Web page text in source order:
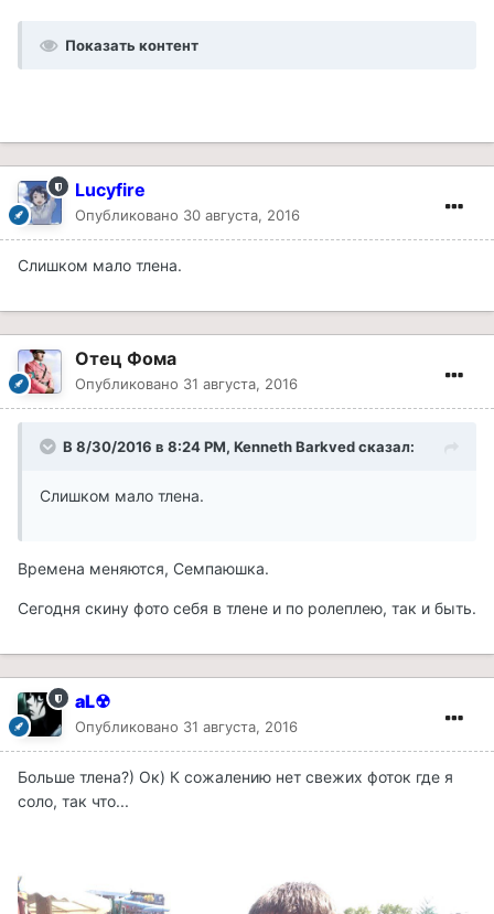
Показать контент
Lucyfire
Опубликовано 30 августа, 2016
Слишком мало тлена.
Отец Фома
Опубликовано 31 августа, 2016
В 8/30/2016 в 8:24 PM, Kenneth Barkved сказал:
Слишком мало тлена.
Времена меняются, Семпаюшка.
Сегодня скину фото себя в тлене и по ролеплею, так и быть.
aL☢
Опубликовано 31 августа, 2016
Больше тлена?) Ок) К сожалению нет свежих фоток где я
соло, так что...